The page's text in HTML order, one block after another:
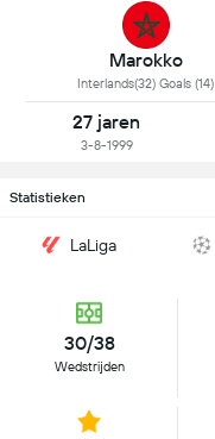
Marokko
Interlands(32) Goals (14)
27 jaren
3-8-1999
Statistieken
LaLiga
30/38
Wedstrijden